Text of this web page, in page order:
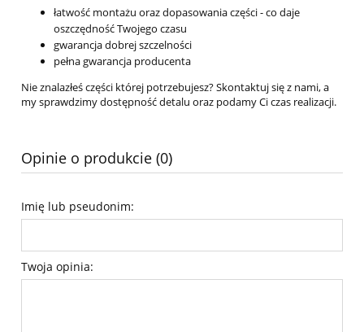
łatwość montażu oraz dopasowania części - co daje
oszczędność Twojego czasu
gwarancja dobrej szczelności
pełna gwarancja producenta
Nie znalazłeś części której potrzebujesz? Skontaktuj się z nami, a
my sprawdzimy dostępność detalu oraz podamy Ci czas realizacji.
Opinie o produkcie (0)
Imię lub pseudonim:
Twoja opinia: